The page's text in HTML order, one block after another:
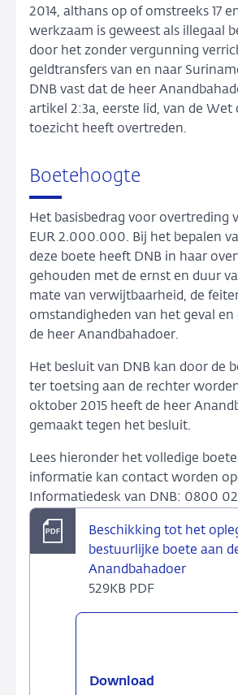
2014, althans op of omstreeks 17
werkzaam is geweest als illegaal
door het zonder vergunning
geldtransfers van en naar
DNB vast dat de heer
artikel 2:3a, eerste lid, van de Wet
toezicht heeft overtreden.
Boetehoogte
Het basisbedrag voor overtreding
EUR 2.000.000. Bij het bepalen
deze boete heeft DNB in haar
gehouden met de ernst en duur
mate van verwijtbaarheid, de
omstandigheden van het geval en
de heer Anandbahadoer.
Het besluit van DNB kan door de
ter toetsing aan de rechter
oktober 2015 heeft de heer
gemaakt tegen het besluit.
Lees hieronder het volledige
informatie kan contact worden
Informatiedesk van DNB: 0800
Beschikking tot het
bestuurlijke boete aan
Anandbahadoer
529KB PDF
Download